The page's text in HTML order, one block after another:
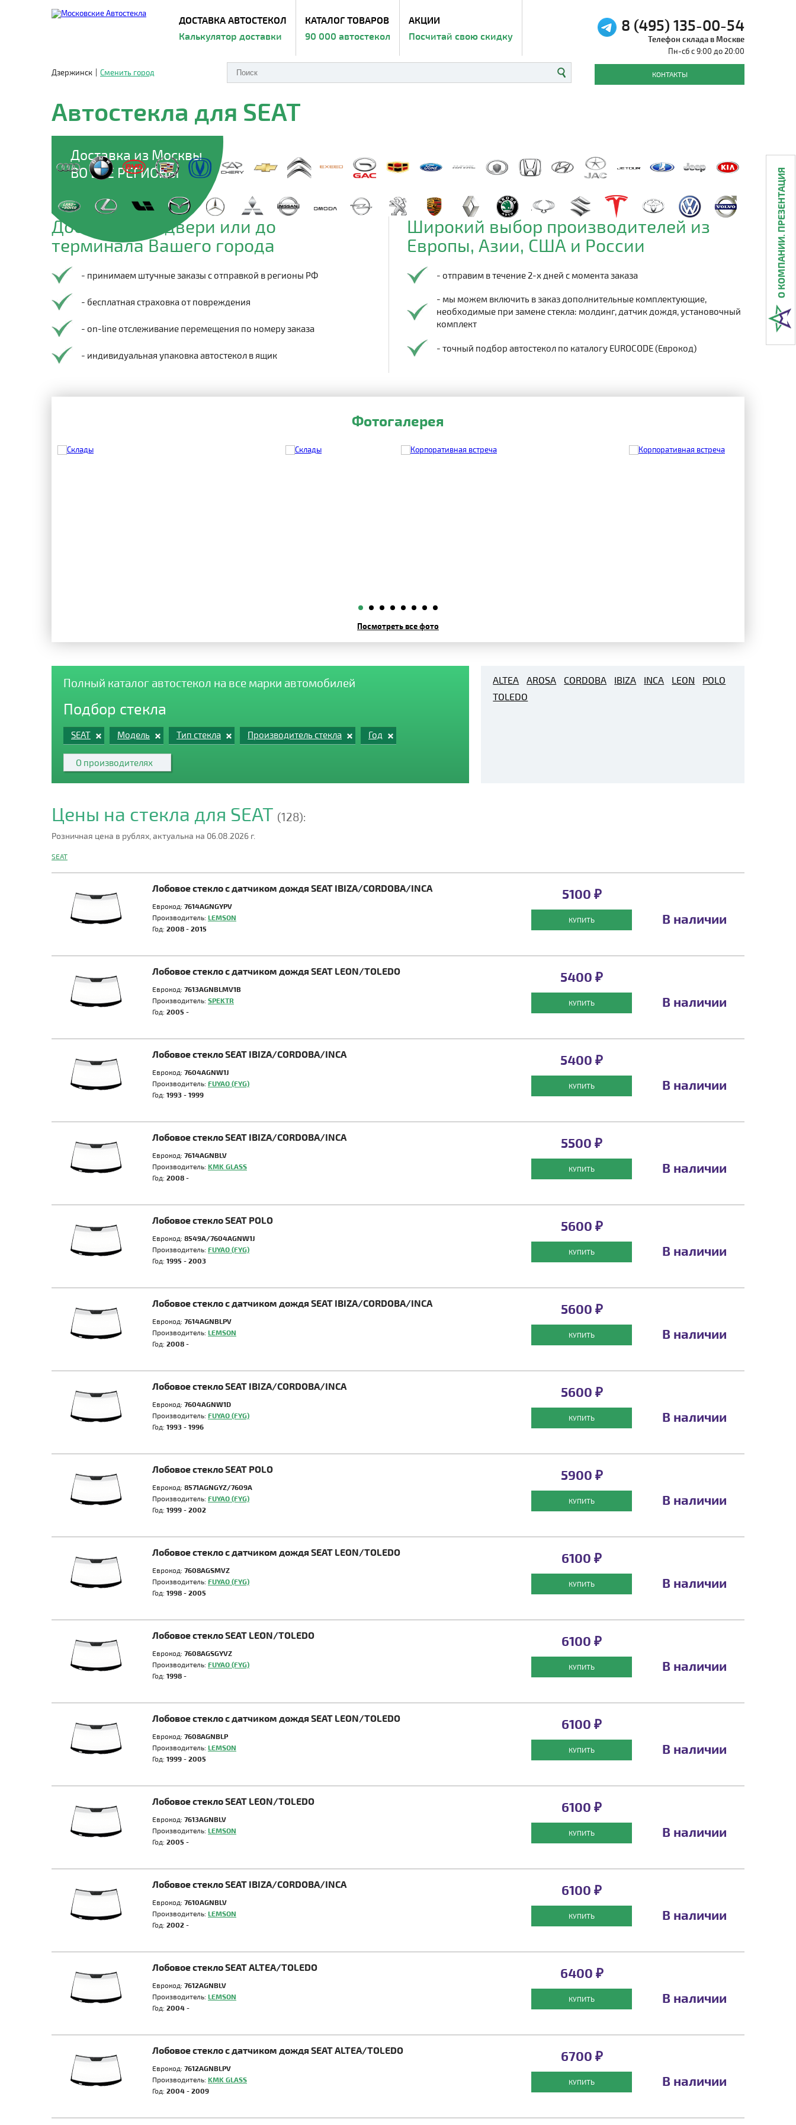
ДОСТАВКА АВТОСТЕКОЛ
Калькулятор доставки
КАТАЛОГ ТОВАРОВ
90 000 автостекол
АКЦИИ
Посчитай свою скидку
Дзержинск Сменить город
8 (495) 135-00-54
Телефон склада в Москве
Пн-сб с 9:00 до 20:00
КОНТАКТЫ
Автостекла для SEAT
Доставка из Москвы
ВО ВСЕ РЕГИОНЫ
Доставим до двери или до
терминала Вашего города
- принимаем штучные заказы с отправкой в регионы РФ
- бесплатная страховка от повреждения
- on-line отслеживание перемещения по номеру заказа
- индивидуальная упаковка автостекол в ящик
Широкий выбор производителей из
Европы, Азии, США и России
- отправим в течение 2-х дней с момента заказа
- мы можем включить в заказ дополнительные комплектующие,
необходимые при замене стекла: молдинг, датчик дождя, установочный
комплект
- точный подбор автостекол по каталогу EUROCODE (Еврокод)
Фотогалерея
Посмотреть все фото
Полный каталог автостекол на все марки автомобилей
Подбор стекла
SEAT Модель Тип стекла Производитель стекла Год
О производителях
ALTEA AROSA CORDOBA IBIZA INCA LEON
POLO
TOLEDO
Цены на стекла для SEAT (128):
Розничная цена в рублях, актуальна на 06.08.2026 г.
SEAT
Лобовое стекло с датчиком дождя SEAT IBIZA/CORDOBA/INCA
Еврокод: 7614AGNGYPV
Производитель: LEMSON
Год: 2008 - 2015
5100 ₽
КУПИТЬ В наличии
Лобовое стекло с датчиком дождя SEAT LEON/TOLEDO
Еврокод: 7613AGNBLMV1B
Производитель: SPEKTR
Год: 2005 -
5400 ₽
КУПИТЬ В наличии
Лобовое стекло SEAT IBIZA/CORDOBA/INCA
Еврокод: 7604AGNW1J
Производитель: FUYAO (FYG)
Год: 1993 - 1999
5400 ₽
КУПИТЬ В наличии
Лобовое стекло SEAT IBIZA/CORDOBA/INCA
Еврокод: 7614AGNBLV
Производитель: KMK GLASS
Год: 2008 -
5500 ₽
КУПИТЬ В наличии
Лобовое стекло SEAT POLO
Еврокод: 8549A/7604AGNW1J
Производитель: FUYAO (FYG)
Год: 1995 - 2003
5600 ₽
КУПИТЬ В наличии
Лобовое стекло с датчиком дождя SEAT IBIZA/CORDOBA/INCA
Еврокод: 7614AGNBLPV
Производитель: LEMSON
Год: 2008 -
5600 ₽
КУПИТЬ В наличии
Лобовое стекло SEAT IBIZA/CORDOBA/INCA
Еврокод: 7604AGNW1D
Производитель: FUYAO (FYG)
Год: 1993 - 1996
5600 ₽
КУПИТЬ В наличии
Лобовое стекло SEAT POLO
Еврокод: 8571AGNGYZ/7609A
Производитель: FUYAO (FYG)
Год: 1999 - 2002
5900 ₽
КУПИТЬ В наличии
Лобовое стекло с датчиком дождя SEAT LEON/TOLEDO
Еврокод: 7608AGSMVZ
Производитель: FUYAO (FYG)
Год: 1998 - 2005
6100 ₽
КУПИТЬ В наличии
Лобовое стекло SEAT LEON/TOLEDO
Еврокод: 7608AGSGYVZ
Производитель: FUYAO (FYG)
Год: 1998 -
6100 ₽
КУПИТЬ В наличии
Лобовое стекло с датчиком дождя SEAT LEON/TOLEDO
Еврокод: 7608AGNBLP
Производитель: LEMSON
Год: 1999 - 2005
6100 ₽
КУПИТЬ В наличии
Лобовое стекло SEAT LEON/TOLEDO
Еврокод: 7613AGNBLV
Производитель: LEMSON
Год: 2005 -
6100 ₽
КУПИТЬ В наличии
Лобовое стекло SEAT IBIZA/CORDOBA/INCA
Еврокод: 7610AGNBLV
Производитель: LEMSON
Год: 2002 -
6100 ₽
КУПИТЬ В наличии
Лобовое стекло SEAT ALTEA/TOLEDO
Еврокод: 7612AGNBLV
Производитель: LEMSON
Год: 2004 -
6400 ₽
КУПИТЬ В наличии
Лобовое стекло с датчиком дождя SEAT ALTEA/TOLEDO
Еврокод: 7612AGNBLPV
Производитель: KMK GLASS
Год: 2004 - 2009
6700 ₽
КУПИТЬ В наличии
О КОМПАНИИ. ПРЕЗЕНТАЦИЯ